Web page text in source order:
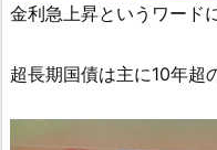
金利急上昇というワード
超長期国債は主に10年超